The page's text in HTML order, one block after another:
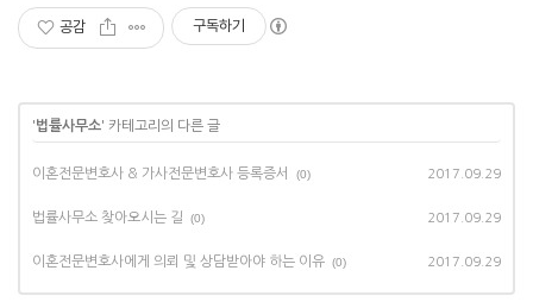
공감 구독하기
'법률사무소' 카테고리의 다른 글
이혼전문변호사 & 가사전문변호사 등록증서 (0) 2017.09.29
법률사무소 찾아오시는 길 (0) 2017.09.29
이혼전문변호사에게 의뢰 및 상담받아야 하는 이유 (0) 2017.09.29